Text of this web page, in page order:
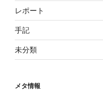
レポート
手記
未分類
メタ情報